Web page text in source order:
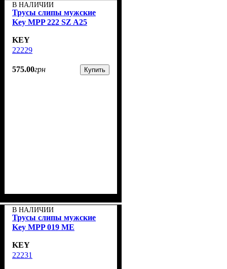
В НАЛИЧИИ
Трусы слипы мужские
Key MPP 222 SZ A25
KEY
22229
575.00грн Купить
В НАЛИЧИИ
Трусы слипы мужские
Key MPP 019 ME
KEY
22231